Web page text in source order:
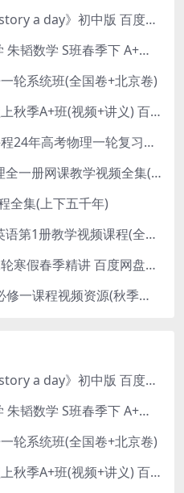
一天一个小故事《one story a day》初中版 百度网盘分享下载
初中数学 2024初一数学 朱韬数学 S班春季下 A+班春季下 百度云网盘
轮系统班(全国卷+北京卷)
杨萌物理2023初三物理上秋季A+班(视频+讲义) 百度网盘分享
2024赵玉峰高三物理课程24年高考物理一轮复习网课教程
沪科版(初三)九年级物理全一册网课教学视频全集(录播版 杜春雨 66讲)
全集(上下五千年)
[胡金铭 Diana]新概念英语第1册教学视频课程(全集 百度网盘下载)
胡源2024届高考数学二轮寒假春季精讲 百度网盘分享
2022赵礼显高一数学必修一课程视频资源(秋季班 含讲义)百度网盘云
一天一个小故事《one story a day》初中版 百度网盘分享下载
初中数学 2024初一数学 朱韬数学 S班春季下 A+班春季下 百度云网盘
轮系统班(全国卷+北京卷)
杨萌物理2023初三物理上秋季A+班(视频+讲义) 百度网盘分享